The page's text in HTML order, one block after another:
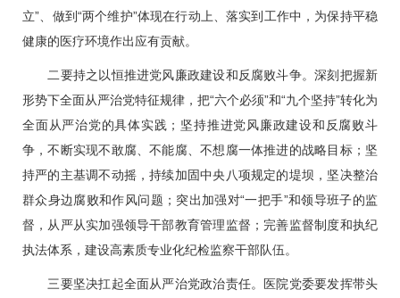
立”、做到“两个维护”体现在行动上、落实到工作中，为保持平稳
健康的医疗环境作出应有贡献。
二要持之以恒推进党风廉政建设和反腐败斗争。深刻把握新
形势下全面从严治党特征规律，把“六个必须”和“九个坚持”转化为
全面从严治党的具体实践；坚持推进党风廉政建设和反腐败斗
争，不断实现不敢腐、不能腐、不想腐一体推进的战略目标；坚
持严的主基调不动摇，持续加固中央八项规定的堤坝，坚决整治
群众身边腐败和作风问题；突出加强对“一把手”和领导班子的监
督，从严从实加强领导干部教育管理监督；完善监督制度和执纪
执法体系，建设高素质专业化纪检监察干部队伍。
三要坚决扛起全面从严治党政治责任。医院党委要发挥带头